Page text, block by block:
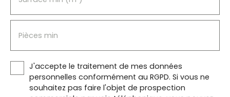
Pièces min
J'accepte le traitement de mes données
personnelles conformément au RGPD. Si vous ne
souhaitez pas faire l'objet de prospection